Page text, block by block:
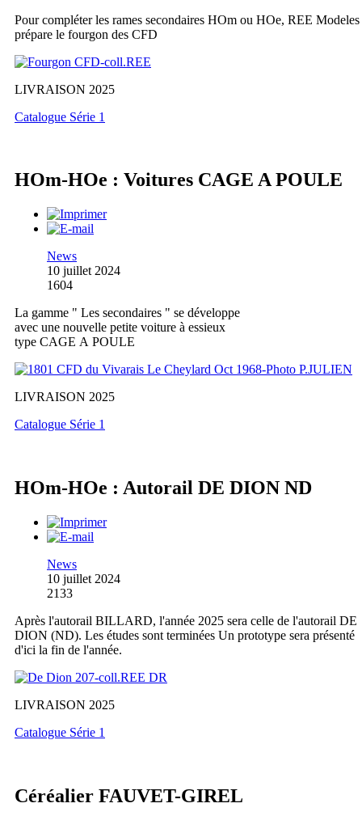
Pour compléter les rames secondaires HOm ou HOe, REE Modeles
prépare le fourgon des CFD
LIVRAISON 2025
Catalogue Série 1
HOm-HOe : Voitures CAGE A POULE
News
10 juillet 2024
1604
La gamme " Les secondaires " se développe
avec une nouvelle petite voiture à essieux
type CAGE A POULE
LIVRAISON 2025
Catalogue Série 1
HOm-HOe : Autorail DE DION ND
News
10 juillet 2024
2133
Après l'autorail BILLARD, l'année 2025 sera celle de l'autorail DE
DION (ND). Les études sont terminées Un prototype sera présenté
d'ici la fin de l'année.
LIVRAISON 2025
Catalogue Série 1
Céréalier FAUVET-GIREL